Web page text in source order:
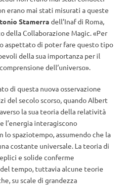
erano mai stati misurati a queste
Stamerra dell’Inaf di Roma,
della Collaborazione Magic. «Per
aspettato di poter fare questo tipo
della sua importanza per il
dell’universo».
di questa nuova osservazione
del secolo scorso, quando Albert
la sua teoria della relatività
l’energia interagiscono
spaziotempo, assumendo che la
costante universale. La teoria di
e solide conferme
tempo, tuttavia alcune teorie
su scale di grandezza